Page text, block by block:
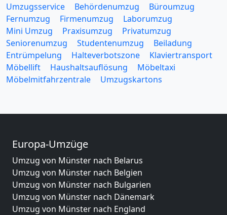
Umzugsservice Behördenumzug
Büroumzug
Fernumzug
Firmenumzug
Laborumzug
Mini Umzug
Praxisumzug
Privatumzug
Seniorenumzug
Studentenumzug
Beiladung
Entrümpelung
Halteverbotszone
Klaviertransport
Möbellift
Haushaltsauflösung
Möbeltaxi
Möbelmitfahrzentrale
Umzugskartons
Europa-Umzüge
Umzug von Münster nach Belarus
Umzug von Münster nach Belgien
Umzug von Münster nach Bulgarien
Umzug von Münster nach Dänemark
Umzug von Münster nach England